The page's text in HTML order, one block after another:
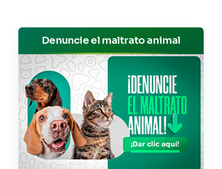
Denuncie el maltrato animal